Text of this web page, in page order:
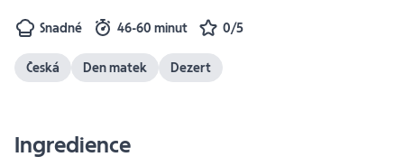
Snadné 46-60 minut 0/5
Česká Den matek Dezert
Ingredience